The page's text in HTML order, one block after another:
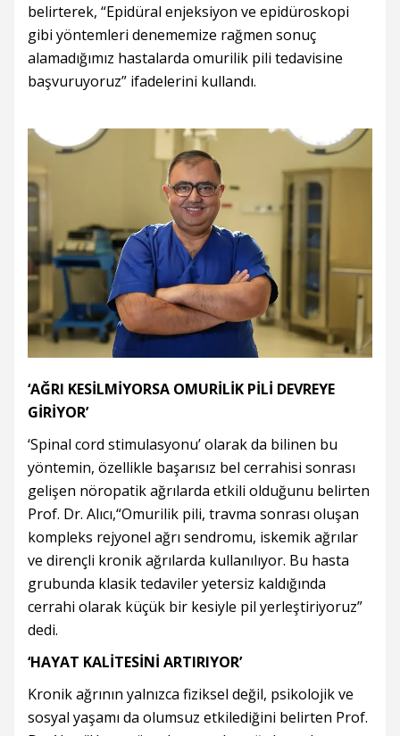
belirterek, “Epidüral enjeksiyon ve epidüroskopi
gibi yöntemleri denememize rağmen sonuç
alamadığımız hastalarda omurilik pili tedavisine
başvuruyoruz” ifadelerini kullandı.
‘AĞRI KESİLMİYORSA OMURİLİK PİLİ DEVREYE
GİRİYOR’
‘Spinal cord stimulasyonu’ olarak da bilinen bu
yöntemin, özellikle başarısız bel cerrahisi sonrası
gelişen nöropatik ağrılarda etkili olduğunu belirten
Prof. Dr. Alıcı,“Omurilik pili, travma sonrası oluşan
kompleks rejyonel ağrı sendromu, iskemik ağrılar
ve dirençli kronik ağrılarda kullanılıyor. Bu hasta
grubunda klasik tedaviler yetersiz kaldığında
cerrahi olarak küçük bir kesiyle pil yerleştiriyoruz”
dedi.
‘HAYAT KALİTESİNİ ARTIRIYOR’
Kronik ağrının yalnızca fiziksel değil, psikolojik ve
sosyal yaşamı da olumsuz etkilediğini belirten Prof.